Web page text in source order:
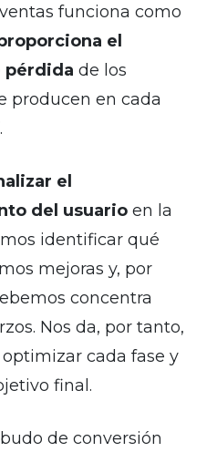
funciona como
el
pérdida de los
producen en cada
.
el
del usuario en la
identificar qué
mejoras y, por
concentra
Nos da, por tanto,
optimizar cada fase y
final.
de conversión